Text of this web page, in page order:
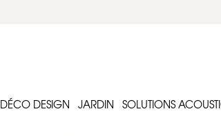
DÉCO DESIGN JARDIN SOLUTIONS